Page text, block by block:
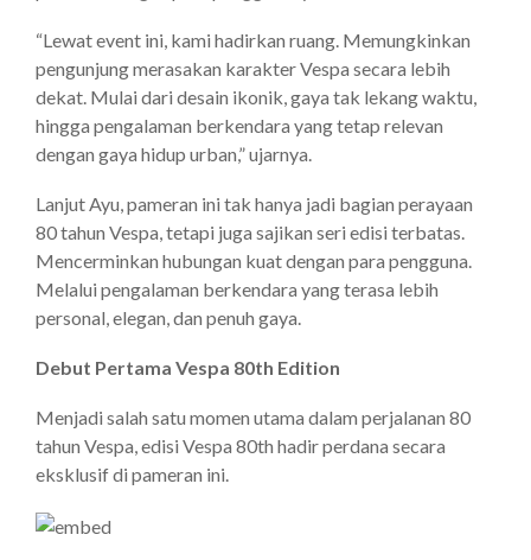
“Lewat event ini, kami hadirkan ruang. Memungkinkan
pengunjung merasakan karakter Vespa secara lebih
dekat. Mulai dari desain ikonik, gaya tak lekang waktu,
hingga pengalaman berkendara yang tetap relevan
dengan gaya hidup urban,” ujarnya.
Lanjut Ayu, pameran ini tak hanya jadi bagian perayaan
80 tahun Vespa, tetapi juga sajikan seri edisi terbatas.
Mencerminkan hubungan kuat dengan para pengguna.
Melalui pengalaman berkendara yang terasa lebih
personal, elegan, dan penuh gaya.
Debut Pertama Vespa 80th Edition
Menjadi salah satu momen utama dalam perjalanan 80
tahun Vespa, edisi Vespa 80th hadir perdana secara
eksklusif di pameran ini.